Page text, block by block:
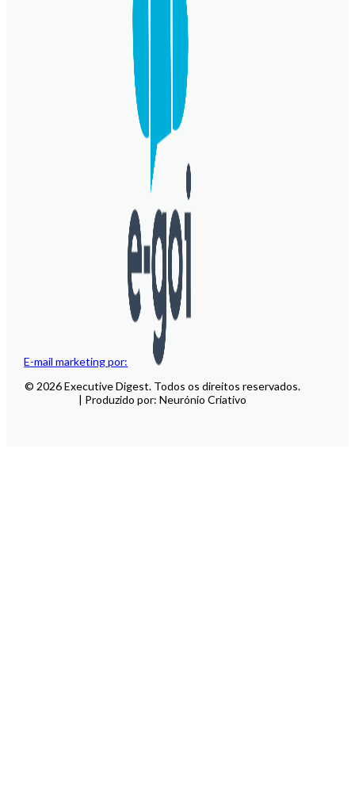
E-mail marketing por:
© 2026 Executive Digest. Todos os direitos reservados.
| Produzido por: Neurónio Criativo